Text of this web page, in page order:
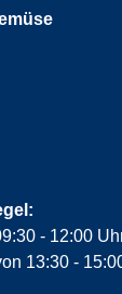
- 12:00
13:30 -